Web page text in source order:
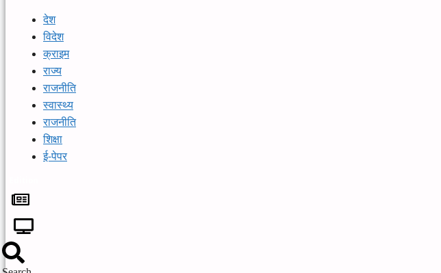
देश
विदेश
क्राइम
राज्य
राजनीति
स्वास्थ्य
राजनीति
शिक्षा
ई-पेपर